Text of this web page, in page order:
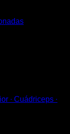
∙ Cuádriceps ∙